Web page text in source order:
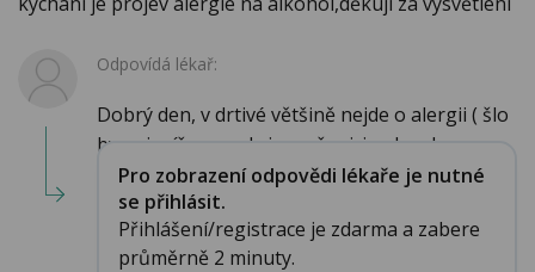
Odpovídá lékař:
Dobrý den, v drtivé většině nejde o alergii ( šlo
by nejspíše o reakci na pšenici nebo chme...
Pro zobrazení odpovědi lékaře je nutné
se přihlásit.
Přihlášení/registrace je zdarma a zabere
průměrně 2 minuty.